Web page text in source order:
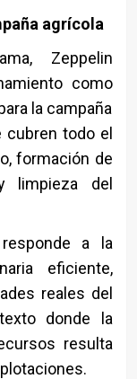
agrícola
Zeppelin
como
la campaña
cubren todo el
formación de
limpieza del
a la
eficiente,
reales del
donde la
resulta